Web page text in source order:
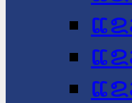
ແຂ
ແ
ແ